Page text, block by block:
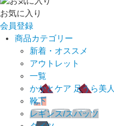
お気に入り
会員登録
商品カテゴリー
新着・オススメ
アウトレット
一覧
かかとケア 足うら美人
靴下
レギンス/スパッツ